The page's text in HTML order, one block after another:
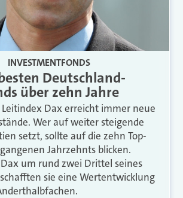
INVESTMENTFONDS
Deutschland-
über zehn Jahre
Dax erreicht immer neue
Wer auf weiter steigende
setzt, sollte auf die zehn Top-
Jahrzehnts blicken.
um rund zwei Drittel seines
sie eine Wertentwicklung